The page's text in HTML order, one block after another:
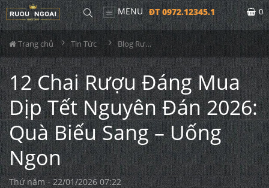
MENU ĐT 0972.12345.1 0
Trang chủ Tin Tức Blog Rượu
12 Chai Rượu Đáng Mua
Dịp Tết Nguyên Đán 2026:
Quà Biếu Sang – Uống
Ngon
Thứ năm - 22/01/2026 07:22